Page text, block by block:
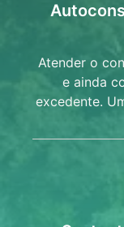
Atender o
e ainda
excedente.